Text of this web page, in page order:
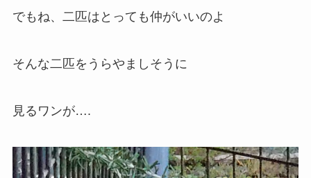
でもね、二匹はとっても仲がいいのよ
そんな二匹をうらやましそうに
見るワンが….